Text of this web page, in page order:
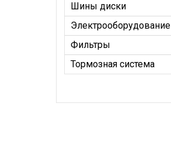
Шины диски
Электрооборудование
Фильтры
Тормозная система